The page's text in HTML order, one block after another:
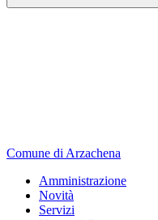
Comune di Arzachena
Amministrazione
Novità
Servizi